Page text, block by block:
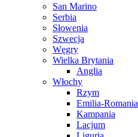
San Marino
Serbia
Słowenia
Szwecja
Węgry
Wielka Brytania
Anglia
Włochy
Rzym
Emilia-Romania
Kampania
Lacjum